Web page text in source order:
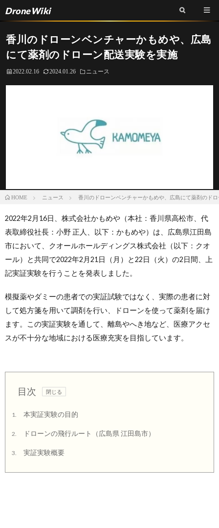
DroneWiki
香川のドローンベンチャーかもめや、広島
にて薬剤のドローン配送実験を実施
2022.02.16 2024.01.26 ニュース
HOME ニュース 香川のドローンベンチャーかもめや、広島にて薬剤のド
2022年2月16日、株式会社かもめや（本社：香川県高松市、代
表取締役社長：小野 正人、以下：かもめや）は、広島県江田島
市において、クオールホールディングス株式会社（以下：クオ
ール）と共同で2022年2月21日（月）と22日（火）の2日間、上
記実証実験を行うことを発表しました。
模擬薬やダミーの患者での実証試験ではなく、実際の患者に対
して処方箋を用いて調剤を行い、ドローンを使って薬剤を届け
ます。この実証実験を通して、離島やへき地など、医療アクセ
スが不十分な地域における医療充実を目指しています。
目次
1. 本実証実験の目的
2. ドローンの飛行ルート（広島県 江田島市）
3. 実証実験概要